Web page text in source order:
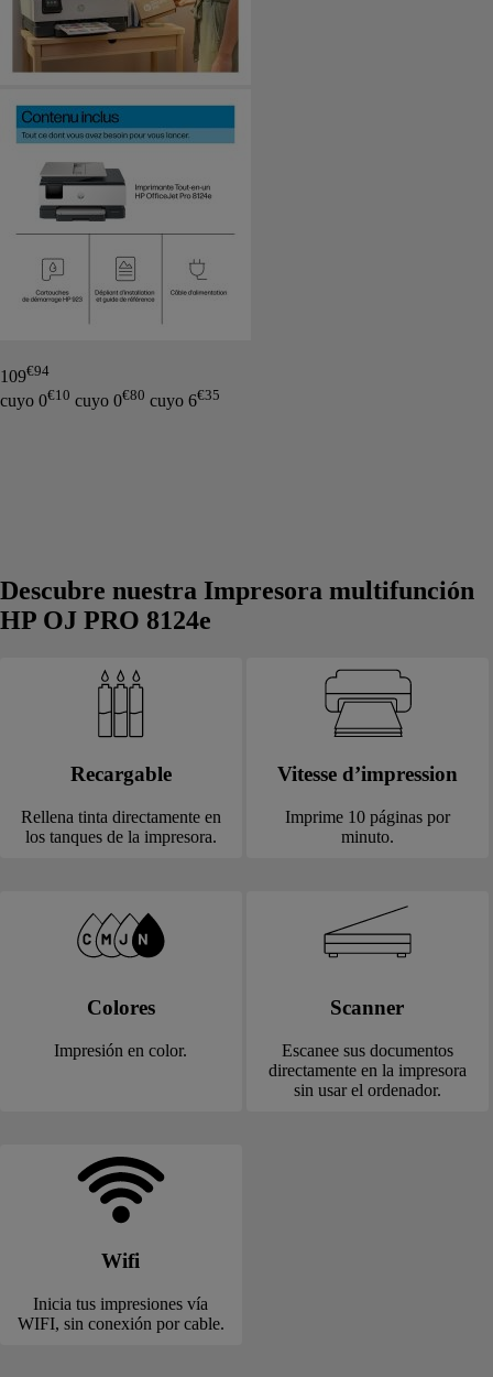
109€94
cuyo 0€10 cuyo 0€80 cuyo 6€35
Descubre nuestra Impresora multifunción
HP OJ PRO 8124e
Recargable
Rellena tinta directamente en
los tanques de la impresora.
Vitesse d’impression
Imprime 10 páginas por
minuto.
Colores
Impresión en color.
Scanner
Escanee sus documentos
directamente en la impresora
sin usar el ordenador.
Wifi
Inicia tus impresiones vía
WIFI, sin conexión por cable.